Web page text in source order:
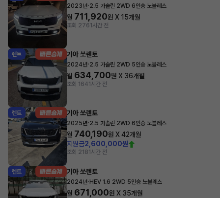
2023년·2.5 가솔린 2WD 6인승 노블레스
월 711,920원 X 15개월
조회 2761시간 전
렌트 기아 쏘렌토
2024년·2.5 가솔린 2WD 5인승 노블레스
월 634,700원 X 36개월
조회 1641시간 전
렌트 기아 쏘렌토
2025년·2.5 가솔린 2WD 6인승 노블레스
월 740,190원 X42개월
지원금2,600,000원
조회 2181시간 전
렌트 기아 쏘렌토
2024년· HEV 1.6 2WD 5인승 노블레스
월 671,000원 X 35개월